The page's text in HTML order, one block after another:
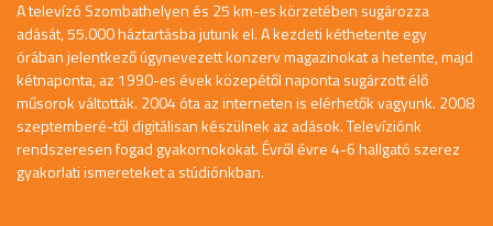
A televízó Szombathelyen és 25 km-es körzetében sugározza
adását, 55.000 háztartásba jutunk el. A kezdeti kéthetente egy
órában jelentkező úgynevezett konzerv magazinokat a hetente, majd
kétnaponta, az 1990-es évek közepétől naponta sugárzott élő
műsorok váltották. 2004 óta az interneten is elérhetők vagyunk. 2008
szeptemberé-től digitálisan készülnek az adások. Televíziónk
rendszeresen fogad gyakornokokat. Évről évre 4-6 hallgató szerez
gyakorlati ismereteket a stúdiónkban.